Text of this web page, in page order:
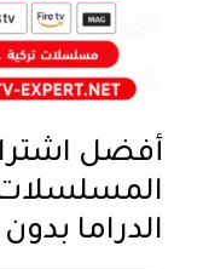
أفضل
المسلسلات
الدراما